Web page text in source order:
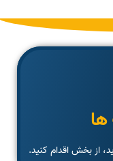
از بخش اقدام کنید.
را وارد کنید.